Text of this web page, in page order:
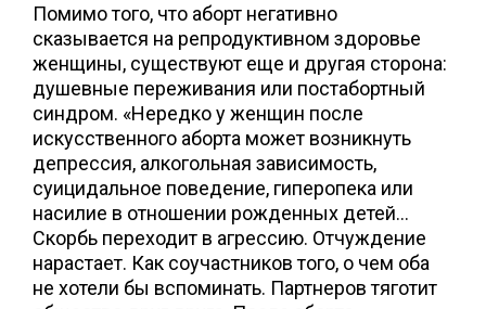
Помимо того, что аборт негативно
сказывается на репродуктивном здоровье
женщины, существуют еще и другая сторона:
душевные переживания или постабортный
синдром. «Нередко у женщин после
искусственного аборта может возникнуть
депрессия, алкогольная зависимость,
суицидальное поведение, гиперопека или
насилие в отношении рожденных детей…
Скорбь переходит в агрессию. Отчуждение
нарастает. Как соучастников того, о чем оба
не хотели бы вспоминать. Партнеров тяготит